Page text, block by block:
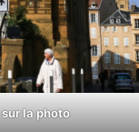
la photo